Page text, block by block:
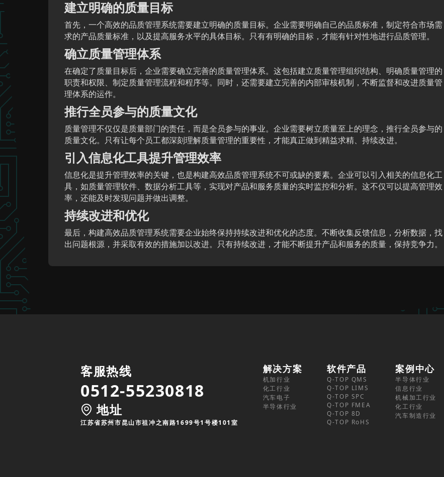
建立明确的质量目标
首先，一个高效的品质管理系统需要建立明确的质量目标。企业需要明确自己的品质标准，制定符合市场需
求的产品质量标准，以及提高服务水平的具体目标。只有有明确的目标，才能有针对性地进行品质管理。
确立质量管理体系
在确定了质量目标后，企业需要确立完善的质量管理体系。这包括建立质量管理组织结构、明确质量管理的
职责和权限、制定质量管理流程和程序等。同时，还需要建立完善的内部审核机制，不断监督和改进质量管
理体系的运作。
推行全员参与的质量文化
质量管理不仅仅是质量部门的责任，而是全员参与的事业。企业需要树立质量至上的理念，推行全员参与的
质量文化。只有让每个员工都深刻理解质量管理的重要性，才能真正做到精益求精、持续改进。
引入信息化工具提升管理效率
信息化是提升管理效率的关键，也是构建高效品质管理系统不可或缺的要素。企业可以引入相关的信息化工
具，如质量管理软件、数据分析工具等，实现对产品和服务质量的实时监控和分析。这不仅可以提高管理效
率，还能及时发现问题并做出调整。
持续改进和优化
最后，构建高效品质管理系统需要企业始终保持持续改进和优化的态度。不断收集反馈信息，分析数据，找
出问题根源，并采取有效的措施加以改进。只有持续改进，才能不断提升产品和服务的质量，保持竞争力。
客服热线
0512-55230818
地址
江苏省苏州市昆山市祖冲之南路1699号1号楼101室
解决方案
机加行业
化工行业
汽车电子
半导体行业
软件产品
Q-TOP QMS
Q-TOP LIMS
Q-TOP SPC
Q-TOP FMEA
Q-TOP 8D
Q-TOP RoHS
案例中心
半导体行业
信息行业
机械加工行业
化工行业
汽车制造行业